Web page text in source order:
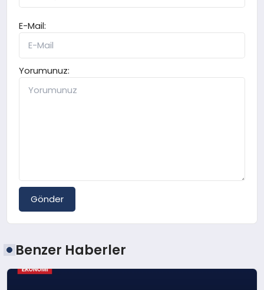
E-Mail:
Yorumunuz:
Gönder
Benzer Haberler